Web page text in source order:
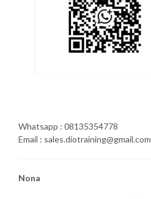
Whatsapp : 08135354778
Email : sales.diotraining@gmail.com
Nona